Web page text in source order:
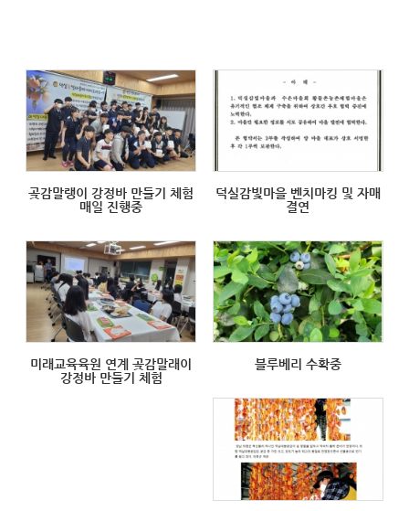
곶감말랭이 강정바 만들기 체험
매일 진행중
덕실감빛마을 벤치마킹 및 자매
결연
미래교육육원 연계 곶감말래이
강정바 만들기 체험
블루베리 수확중